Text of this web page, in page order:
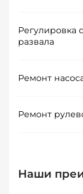
Регулировка
развала
Ремонт
Ремонт
Наши